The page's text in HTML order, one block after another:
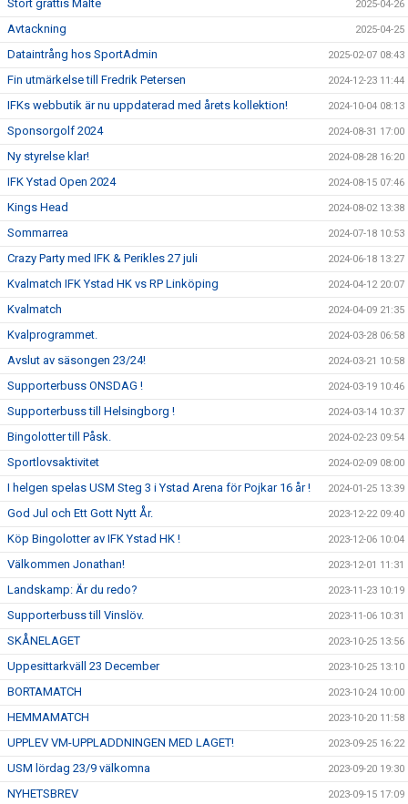
Stort grattis Malte 2025-04-26
Avtackning 2025-04-25
Dataintrång hos SportAdmin 2025-02-07 08:43
Fin utmärkelse till Fredrik Petersen 2024-12-23 11:44
IFKs webbutik är nu uppdaterad med årets kollektion! 2024-10-04 08:13
Sponsorgolf 2024 2024-08-31 17:00
Ny styrelse klar! 2024-08-28 16:20
IFK Ystad Open 2024 2024-08-15 07:46
Kings Head 2024-08-02 13:38
Sommarrea 2024-07-18 10:53
Crazy Party med IFK & Perikles 27 juli 2024-06-18 13:27
Kvalmatch IFK Ystad HK vs RP Linköping 2024-04-12 20:07
Kvalmatch 2024-04-09 21:35
Kvalprogrammet. 2024-03-28 06:58
Avslut av säsongen 23/24! 2024-03-21 10:58
Supporterbuss ONSDAG ! 2024-03-19 10:46
Supporterbuss till Helsingborg ! 2024-03-14 10:37
Bingolotter till Påsk. 2024-02-23 09:54
Sportlovsaktivitet 2024-02-09 08:00
I helgen spelas USM Steg 3 i Ystad Arena för Pojkar 16 år ! 2024-01-25 13:39
God Jul och Ett Gott Nytt År. 2023-12-22 09:40
Köp Bingolotter av IFK Ystad HK ! 2023-12-06 10:04
Välkommen Jonathan! 2023-12-01 11:31
Landskamp: Är du redo? 2023-11-23 10:19
Supporterbuss till Vinslöv. 2023-11-06 10:31
SKÅNELAGET 2023-10-25 13:56
Uppesittarkväll 23 December 2023-10-25 13:10
BORTAMATCH 2023-10-24 10:00
HEMMAMATCH 2023-10-20 11:58
UPPLEV VM-UPPLADDNINGEN MED LAGET! 2023-09-25 16:22
USM lördag 23/9 välkomna 2023-09-20 19:30
NYHETSBREV 2023-09-15 17:09